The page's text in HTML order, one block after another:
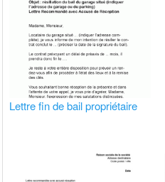
Lettre fin de bail propriétaire